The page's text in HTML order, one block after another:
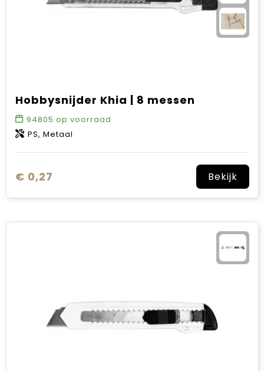
Hobbysnijder Khia | 8 messen
94805 op voorraad
PS, Metaal
€ 0,27 Bekijk